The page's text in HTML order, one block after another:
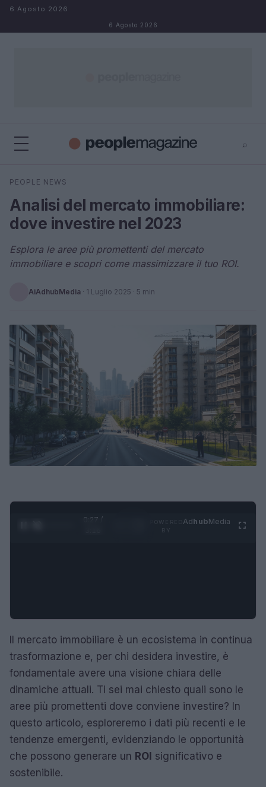
Salta al contenuto
6 Agosto 2026
6 Agosto 2026
⌕
Cerca
PEOPLE NEWS
Analisi del mercato immobiliare:
dove investire nel 2023
Esplora le aree più promettenti del mercato
immobiliare e scopri come massimizzare il tuo ROI.
AiAdhubMedia · 1 Luglio 2025 · 5 min
0:28 /
AdhubMedia
Il mercato immobiliare è un ecosistema in continua
trasformazione e, per chi desidera investire, è
fondamentale avere una visione chiara delle
dinamiche attuali. Ti sei mai chiesto quali sono le
aree più promettenti dove conviene investire? In
questo articolo, esploreremo i dati più recenti e le
tendenze emergenti, evidenziando le opportunità
che possono generare un ROI significativo e
sostenibile.